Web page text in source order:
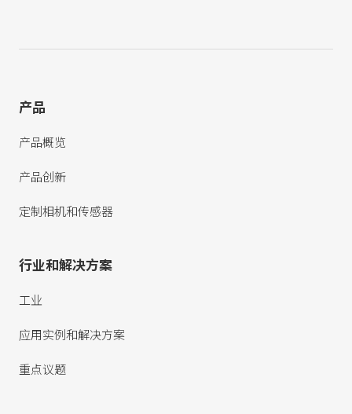
产品
产品概览
产品创新
定制相机和传感器
行业和解决方案
工业
应用实例和解决方案
重点议题